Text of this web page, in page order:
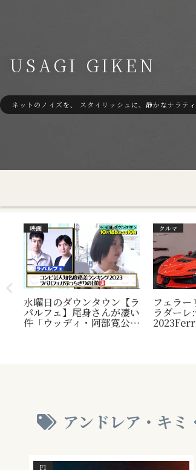
USAGI GIKEN
ネットのノイズを、 スタイリッシュに、静かなナラテ
映画
水曜日のダウンタウン【ラ
パルフェ】尾身さんが凄い
件「ウッディ・阿部寛公
クルマ
フェラー
ラダー
アンドレア・キミ
F1